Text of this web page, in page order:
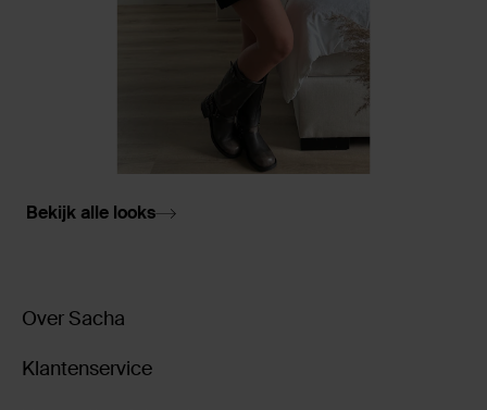
Bekijk alle looks
Over Sacha
Klantenservice